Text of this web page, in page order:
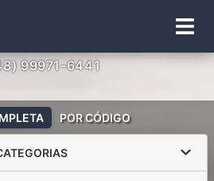
99971-6441
POR CÓDIGO